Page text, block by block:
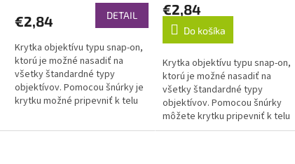
je
z
5
hviezdičiek.
€2,84 DETAIL
Krytka objektívu typu snap-on,
ktorú je možné nasadiť na
všetky štandardné typy
objektívov. Pomocou šnúrky je
krytku možné pripevniť k telu
produktu
5,0
5
hviezdičiek.
€2,84
Do košíka
Krytka objektívu typu snap-on,
ktorú je možné nasadiť na
všetky štandardné typy
objektívov. Pomocou šnúrky
môžete krytku pripevniť k telu
fotoaparátu.